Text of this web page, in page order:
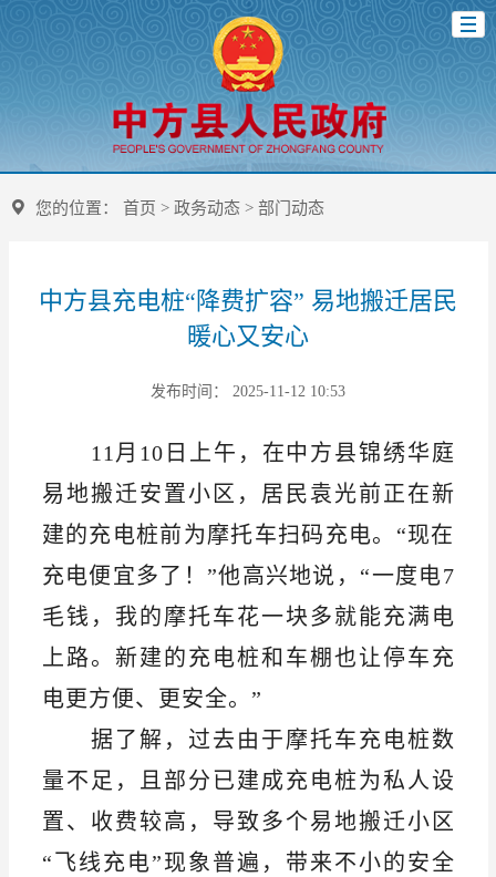
您的位置： 首页 > 政务动态> 部门动态
中方县充电桩“降费扩容” 易地搬迁居民
暖心又安心
发布时间： 2025-11-12 10:53
1 1 月 10日上午，在中方县锦绣华庭
易地搬迁安置小区，居民袁光前正在新
建的充电桩前为摩托车扫码充电。“现在
充电便宜多了！”他高兴地说，“一度电7
毛钱，我的摩托车花一块多就能充满电
上路。新建的充电桩和车棚也让停车充
电更方便、更安全。”
据了解，过去由于摩托车充电桩数
量不足，且部分已建成充电桩为私人设
置、收费较高，导致多个易地搬迁小区
“飞线充电”现象普遍，带来不小的安全